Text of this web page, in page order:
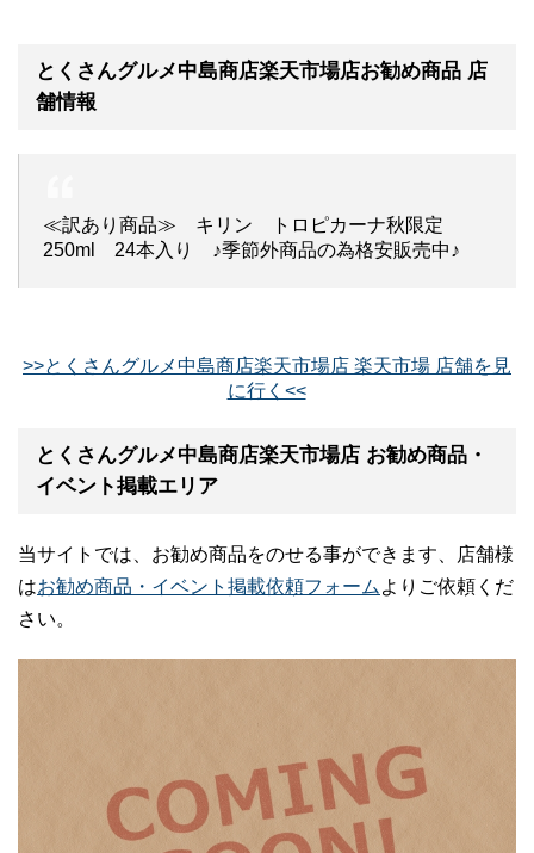
とくさんグルメ中島商店楽天市場店お勧め商品 店
舗情報
≪訳あり商品≫ キリン トロピカーナ秋限定
250ml 24本入り ♪季節外商品の為格安販売中♪
>>とくさんグルメ中島商店楽天市場店 楽天市場 店舗を見
に行く<<
とくさんグルメ中島商店楽天市場店 お勧め商品・
イベント掲載エリア
当サイトでは、お勧め商品をのせる事ができます、店舗様
はお勧め商品・イベント掲載依頼フォーム よりご依頼くだ
さい。